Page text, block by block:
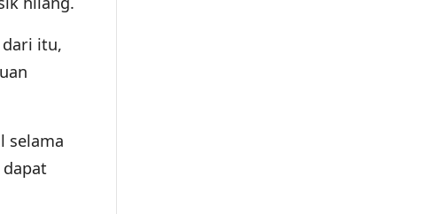
dari itu,
selama